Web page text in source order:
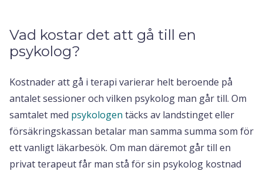
Vad kostar det att gå till en
psykolog?
Kostnader att gå i terapi varierar helt beroende på
antalet sessioner och vilken psykolog man går till. Om
samtalet med psykologen täcks av landstinget eller
försäkringskassan betalar man samma summa som för
ett vanligt läkarbesök. Om man däremot går till en
privat terapeut får man stå för sin psykolog kostnad